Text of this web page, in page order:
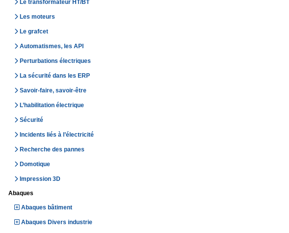
Le transformateur HT/BT
Les moteurs
Le grafcet
Automatismes, les API
Perturbations électriques
La sécurité dans les ERP
Savoir-faire, savoir-être
L’habilitation électrique
Sécurité
Incidents liés à l’électricité
Recherche des pannes
Domotique
Impression 3D
Abaques
Abaques bâtiment
Abaques Divers industrie